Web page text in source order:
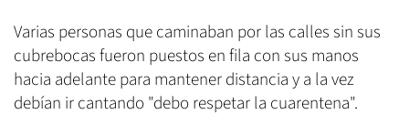
Varias personas que caminaban por las calles sin sus
cubrebocas fueron puestos en fila con sus manos
hacia adelante para mantener distancia y a la vez
debían ir cantando "debo respetar la cuarentena".